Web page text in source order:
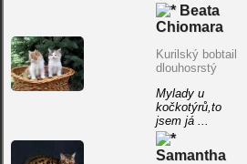
Beata
Chiomara
Kurilský bobtail
dlouhosrstý
Mylady u
kočkotýrů,to
jsem já ...
Samantha